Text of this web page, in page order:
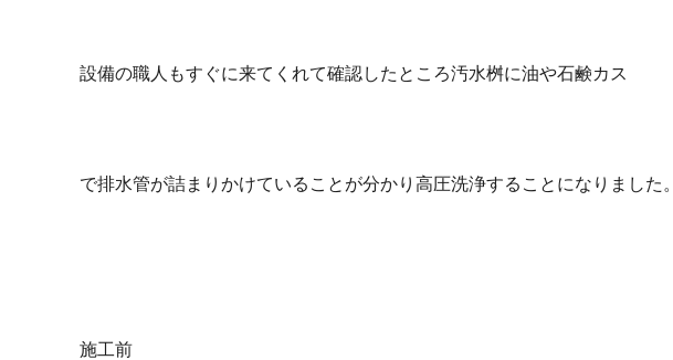
設備の職人もすぐに来てくれて確認したところ汚水桝に油や石鹸カス
で排水管が詰まりかけていることが分かり高圧洗浄することになりました。
施工前